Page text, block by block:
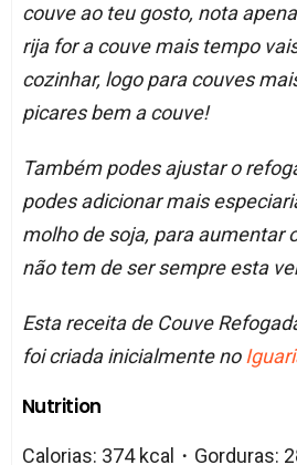
couve ao teu gosto, nota
rija for a couve mais tempo
cozinhar, logo para couves
picares bem a couve!
Também podes ajustar o
podes adicionar mais
molho de soja, para aumentar
não tem de ser sempre esta
Esta receita de Couve
foi criada inicialmente no
Nutrition
Calorias: 374 kcal・Gorduras: